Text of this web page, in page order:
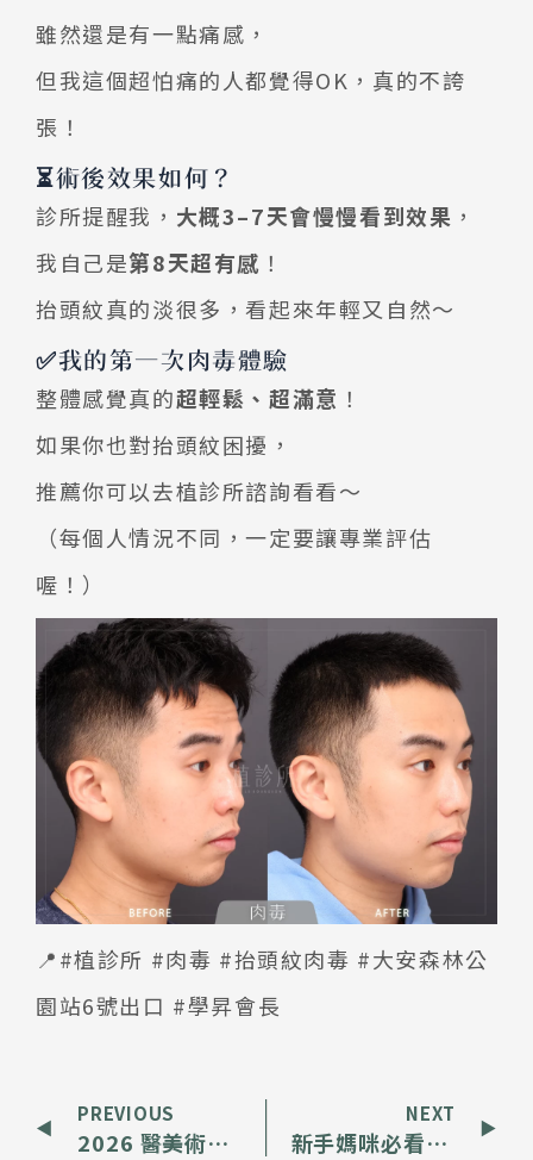
雖然還是有一點痛感，
但我這個超怕痛的人都覺得OK，真的不誇
張！
⏳術後效果如何？
診所提醒我， 大概3–7天會慢慢看到效果 ，
我自己是第8天超有感 ！
抬頭紋真的淡很多，看起來年輕又自然～
✅我的第一次肉毒體驗
整體感覺真的超輕鬆、超滿意 ！
如果你也對抬頭紋困擾，
推薦你可以去植診所諮詢看看～
（每個人情況不同，一定要讓專業評估
喔！）
📍#植診所 #肉毒 #抬頭紋肉毒 #大安森林公
園站6號出口 #學昇會長
PREVIOUS
2026 醫美術後保養全攻略：電波音波、皮秒雷射、微整護理重點，助你美麗蛻變
NEXT
新手媽咪必看》產後落髮什麼時候才停止？快速長頭髮看這篇